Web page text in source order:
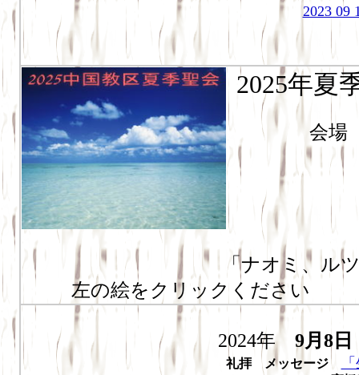
2023 09
2025年夏
会
「ナオミ、ル
左の絵をクリックください
2024年9月8
礼拝 メッセージ